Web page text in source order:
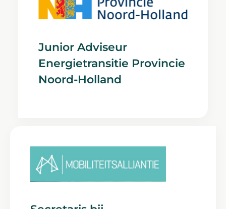
Junior Adviseur
Energietransitie Provincie
Noord-Holland